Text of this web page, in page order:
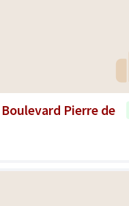
Pierre de